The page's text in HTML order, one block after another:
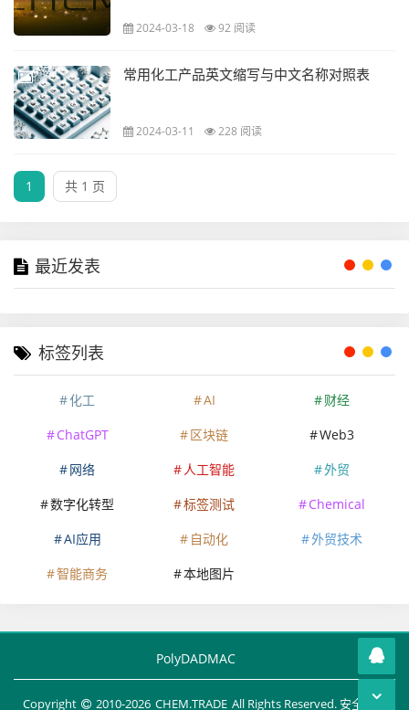
2024-03-18 92 阅读
常用化工产品英文缩写与中文名称对照表
2024-03-11 228 阅读
1 共 1 页
最近发表
标签列表
化工 AI
财经
ChatGPT
区块链
Web3
网络
人工智能
外贸
数字化转型
标签测试
Chemical
AI应用
自动化
外贸技术
智能商务
本地图片
PolyDADMAC
Copyright 2010-2026 CHEM.TRADE All Rights Reserved. 安全运行